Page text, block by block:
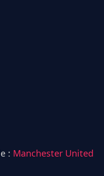
: Manchester United